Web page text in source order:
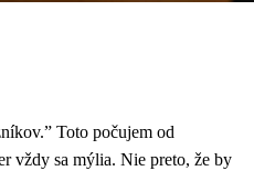
Toto počujem od
vždy sa mýlia. Nie preto, že by